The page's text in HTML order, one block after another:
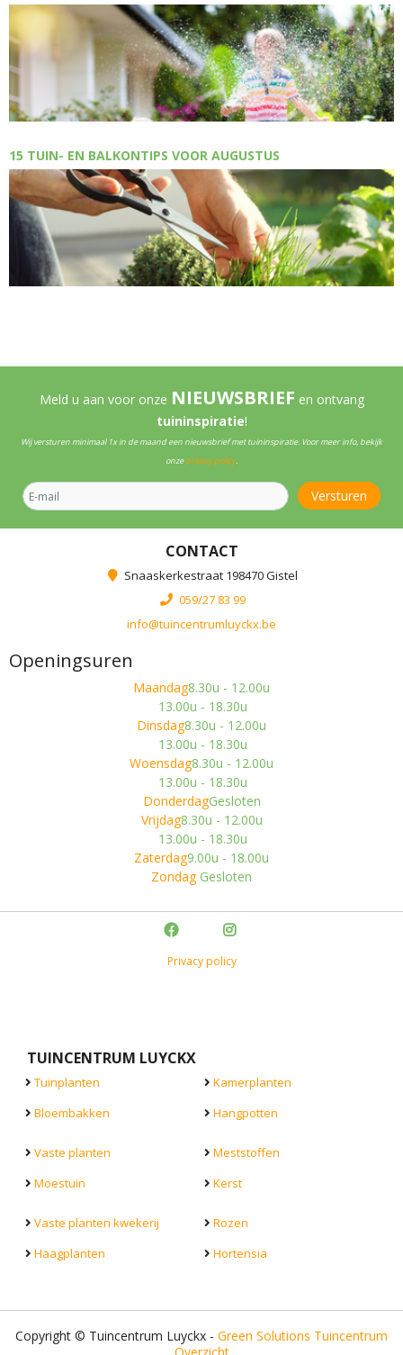
15 TUIN- EN BALKONTIPS VOOR AUGUSTUS
Meld u aan voor onze NIEUWSBRIEF en ontvang
tuininspiratie!
Wij versturen minimaal 1x in de maand een nieuwsbrief met tuininspiratie. Voor meer info, bekijk
onzeprivacy policy.
CONTACT
Snaaskerkestraat 198470 Gistel
059/27 83 99
info@tuincentrumluyckx.be
Openingsuren
Maandag8.30u - 12.00u
13.00u - 18.30u
Dinsdag8.30u - 12.00u
13.00u - 18.30u
Woensdag8.30u - 12.00u
13.00u - 18.30u
DonderdagGesloten
Vrijdag8.30u - 12.00u
13.00u - 18.30u
Zaterdag9.00u - 18.00u
Zondag Gesloten
Privacy policy
TUINCENTRUM LUYCKX
Tuinplanten
Kamerplanten
Bloembakken
Hangpotten
Vaste planten
Meststoffen
Moestuin
Kerst
Vaste planten kwekerij
Rozen
Haagplanten
Hortensia
Copyright © Tuincentrum Luyckx - Green Solutions Tuincentrum